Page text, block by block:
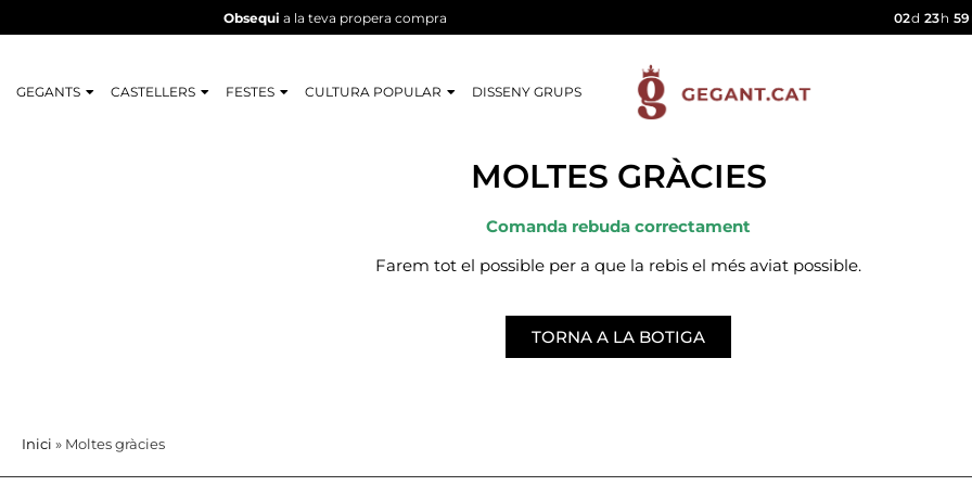
Obsequi a la teva propera compra 02d 23h 59
GEGANTS CASTELLERS FESTES CULTURA POPULAR DISSENY GRUPS
MOLTES GRÀCIES
Comanda rebuda correctament
Farem tot el possible per a que la rebis el més aviat possible.
TORNA A LA BOTIGA
Inici » Moltes gràcies